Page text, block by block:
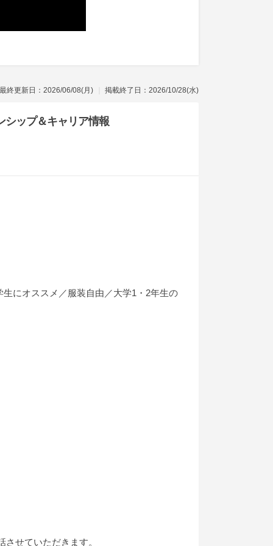
最終更新日：2026/06/08(月) 掲載終了日：2026/10/28(水)
シップ＆キャリア情報
にオススメ／服装自由／大学1・2年生の
せていただきます。